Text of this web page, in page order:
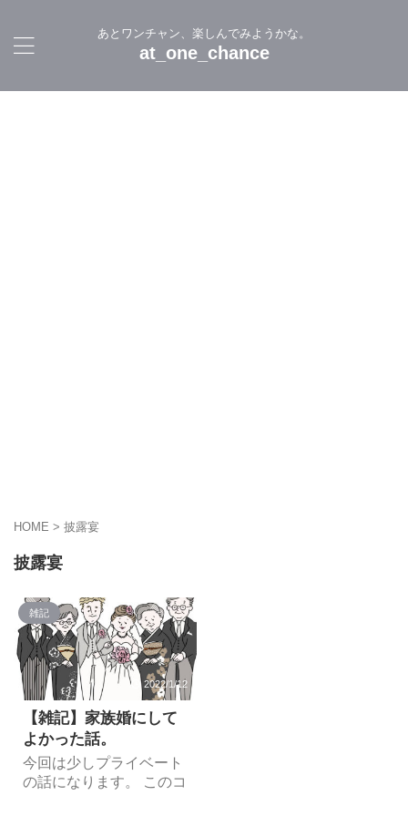
あとワンチャン、楽しんでみようかな。
at_one_chance
HOME > 披露宴
披露宴
雑記
2022/1/12
【雑記】家族婚にして
よかった話。
今回は少しプライベート
の話になります。 このコ